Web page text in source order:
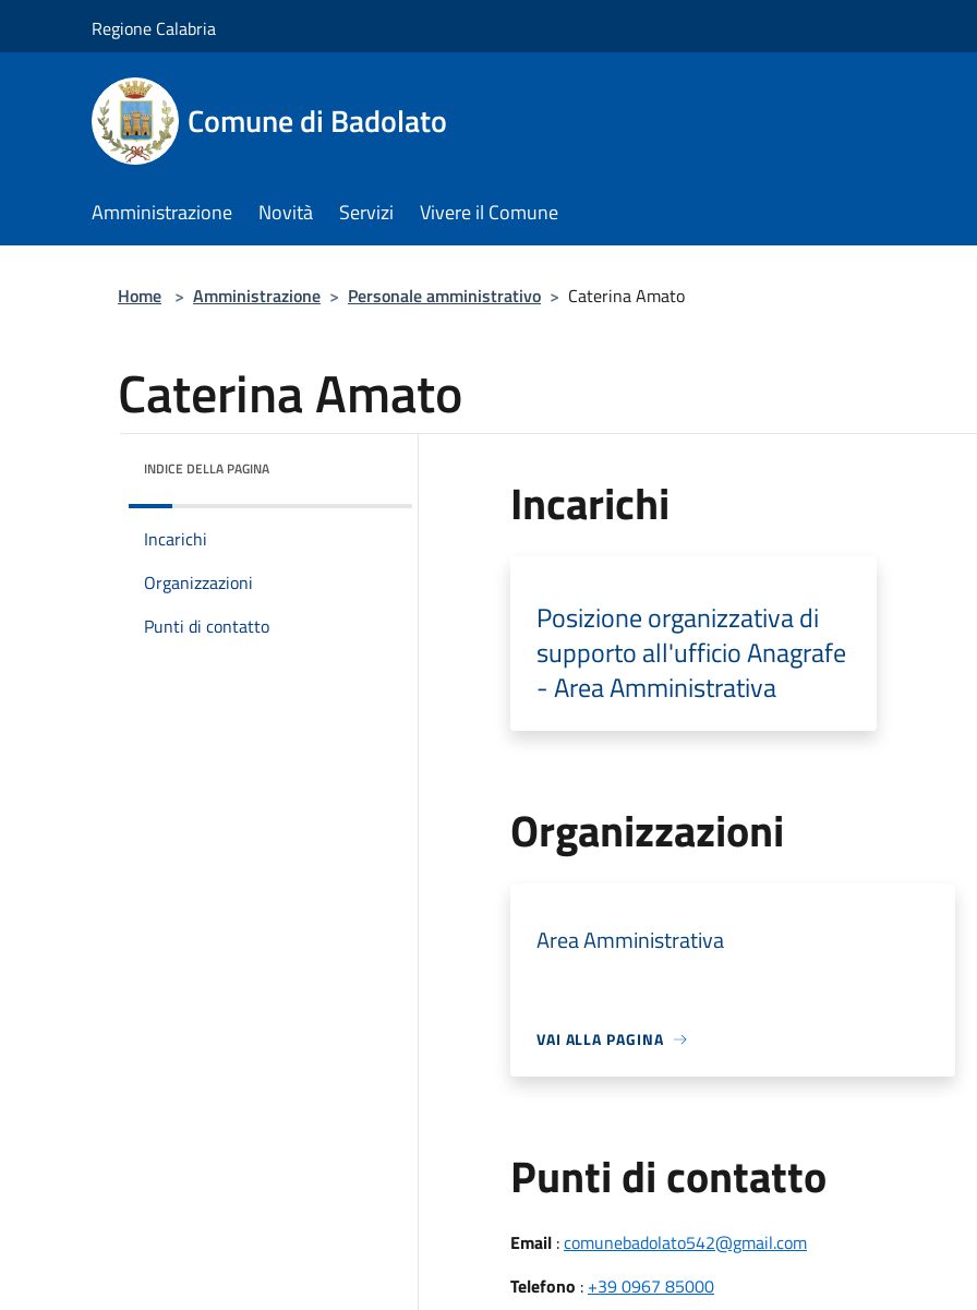
Regione Calabria
Comune di Badolato
Amministrazione Novità Servizi Vivere il Comune
Home > Amministrazione > Personale amministrativo > Caterina Amato
Caterina Amato
INDICE DELLA PAGINA
Incarichi
Organizzazioni
Punti di contatto
Incarichi
Posizione organizzativa di
supporto all'ufficio Anagrafe
- Area Amministrativa
Organizzazioni
Area Amministrativa
VAI ALLA PAGINA
Punti di contatto
Email:comunebadolato542@gmail.com
Telefono : +39 0967 85000